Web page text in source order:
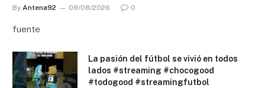
By Antena92 09/08/2026 0
fuente
La pasión del fútbol se vivió en todos
lados #streaming #chocogood
#todogood #streamingfutbol